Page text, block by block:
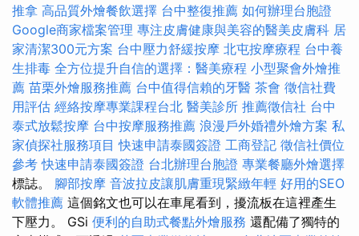
推拿 高品質外燴餐飲選擇 台中整復推薦 如何辦理台胞證
Google商家檔案管理 專注皮膚健康與美容的醫美皮膚科 居
家清潔300元方案 台中壓力舒緩按摩 北屯按摩療程 台中養
生排毒 全方位提升自信的選擇：醫美療程 小型聚會外燴推
薦 苗栗外燴服務推薦 台中值得信賴的牙醫 茶會 徵信社費
用評估 經絡按摩專業課程台北 醫美診所 推薦徵信社 台中
泰式放鬆按摩 台中按摩服務推薦 浪漫戶外婚禮外燴方案 私
家偵探社服務項目 快速申請泰國簽證 工商登記 徵信社價位
參考 快速申請泰國簽證 台北辦理台胞證 專業餐廳外燴選擇
標誌。 腳部按摩 音波拉皮讓肌膚重現緊緻年輕 好用的SEO
軟體推薦 這個銘文也可以在車尾看到，擾流板在這裡產生
下壓力。 GSi 便利的自助式餐點外燴服務 還配備了獨特的